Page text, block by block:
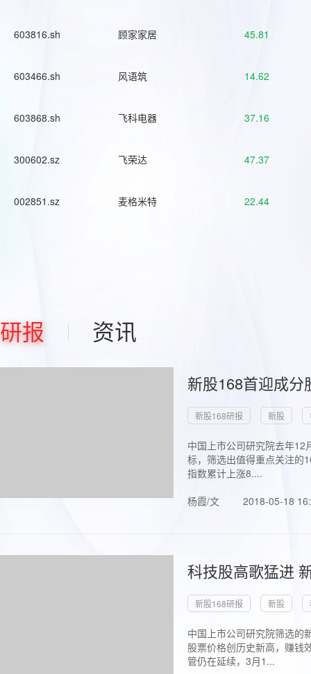
603816.sh 顾家家居 45.81
603466.sh 风语筑 14.62
603868.sh 飞科电器 37.16
300602.sz 飞荣达 47.37
002851.sz 麦格米特 22.44
研报 资讯
新股168首迎成
新股168研报 新股
中国上市公司研究院去年
标，筛选出值得重点关注的
指数累计上涨8....
杨霞/文
2018-05-18
科技股高歌猛进
新股168研报 新股
中国上市公司研究院筛选的
股票价格创历史新高，赚钱
管仍在延续，3月1...